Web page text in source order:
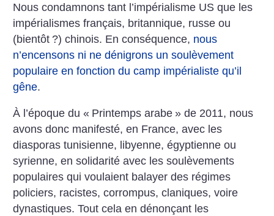
Nous condamnons tant l’impérialisme US que les
impérialismes français, britannique, russe ou
(bientôt ?) chinois. En conséquence, nous
n’encensons ni ne dénigrons un soulèvement
populaire en fonction du camp impérialiste qu’il
gêne.
À l’époque du « Printemps arabe » de 2011, nous
avons donc manifesté, en France, avec les
diasporas tunisienne, libyenne, égyptienne ou
syrienne, en solidarité avec les soulèvements
populaires qui voulaient balayer des régimes
policiers, racistes, corrompus, claniques, voire
dynastiques. Tout cela en dénonçant les